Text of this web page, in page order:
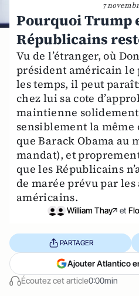
7
Pourquoi Trump
Républicains
Vu de l’étranger, où
président américain le
les temps, il peut
chez lui sa cote
maintienne
sensiblement la même
que Barack Obama au
mandat), et
que les Républicains
de marée prévu par les
américains.
William Thay et
Écoutez cet article0:00min
PARTAGER
Ajouter Atlantico